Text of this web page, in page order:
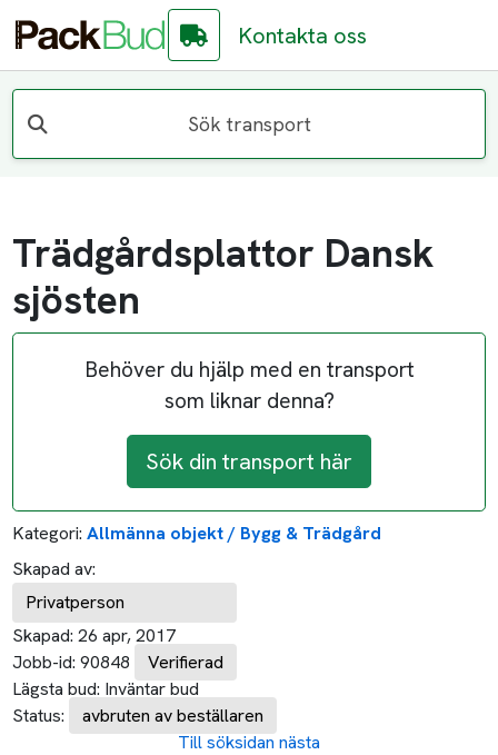
Kontakta oss
Sök transport
Trädgårdsplattor Dansk
sjösten
Behöver du hjälp med en transport
som liknar denna?
Sök din transport här
Kategori: Allmänna objekt / Bygg & Trädgård
Skapad av:
Privatperson
Skapad: 26 apr, 2017
Jobb-id: 90848
Verifierad
Lägsta bud: Inväntar bud
Status:
avbruten av beställaren
Till söksidan nästa